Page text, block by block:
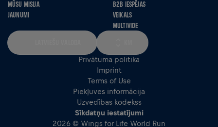
MŪSU MISIJA
JAUNUMI
B2B IESPĒJAS
VEIKALS
MULTIVIDE
Privātuma politika
Imprint
Terms of Use
Piekļuves informācija
Uzvedības kodekss
Sīkdatņu iestatījumi
2026 © Wings for Life World Run